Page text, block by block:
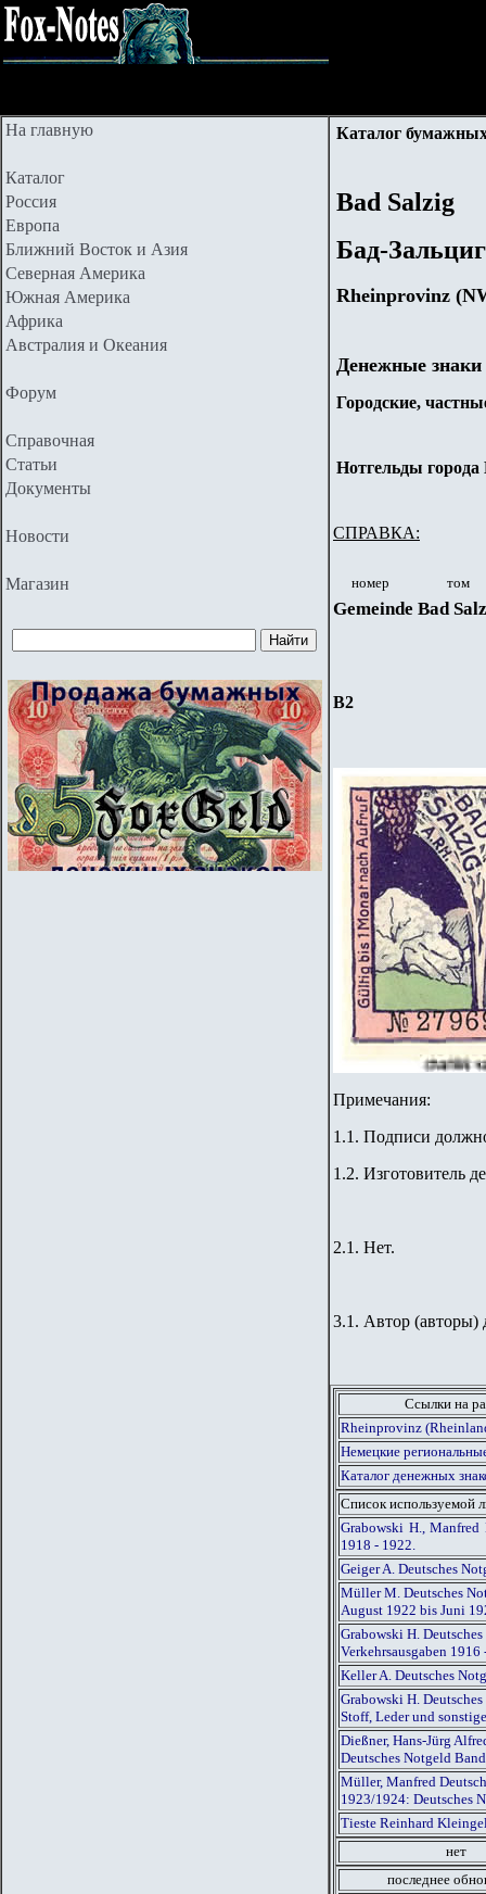
На главную
Каталог
Россия
Европа
Ближний Восток и Азия
Северная Америка
Южная Америка
Африка
Австралия и Океания
Форум
Справочная
Статьи
Документы
Новости
Магазин
Каталог
Bad Salzig
Бад-Зальциг
Rheinprovinz
Денежные знаки
Городские,
Нотгельды города
СПРАВКА:
номер том
Gemeinde Bad
B2
Примечания:
1.1. Подписи
1.2. Изготовитель
2.1. Нет.
3.1. Автор (авторы)
Ссылки на
Rheinprovinz
Немецкие
Каталог денежных
Список используемой
Grabowski H., Manfred
1918 - 1922.
Geiger A. Deutsches
Müller M. Deutsches
August 1922 bis Juni
Grabowski H.
Verkehrsausgaben 1916
Keller A. Deutsches
Grabowski H.
Stoff, Leder und
Dießner, Hans-Jürg
Deutsches Notgeld
Müller, Manfred
1923/1924: Deutsches
Tieste Reinhard
нет
последнее